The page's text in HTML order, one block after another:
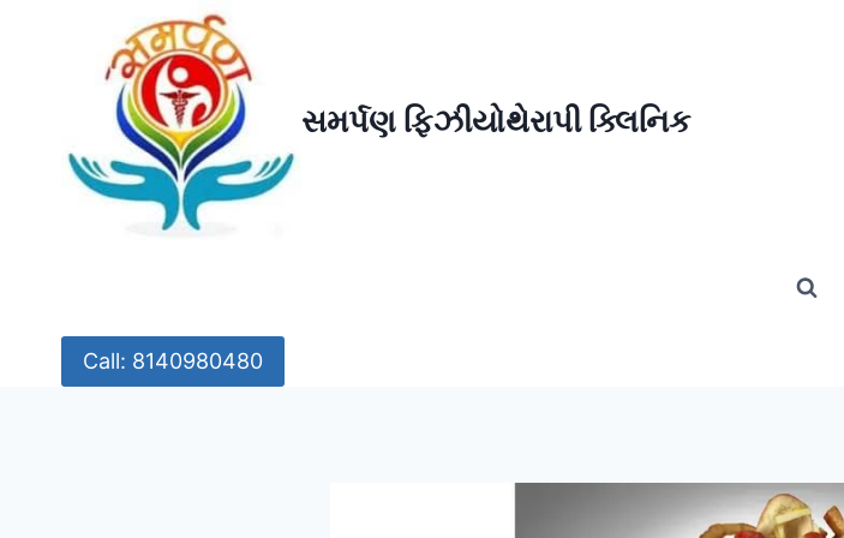
સમર્પણ ફિઝીયોથેરાપી ક્લિનિક
Call: 8140980480